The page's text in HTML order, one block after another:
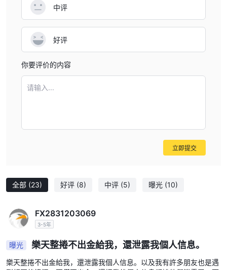
乐天证券为交易者提供了从市场领先和广受好评的产品中进行选择的
灵活性MT4 交易平台和 MT4 for Android、MT4 for iOS
和 MT4 for Windows . mt4 是外汇交易行业的理想平台，具有直
观的用户友好界面、强大的数据分析和技术指标工具。 mt4 允许各
成功。 乐天证券通过第三方服务提供商 myfxbook 提供社交交易服
全面的， 乐天证券 ' 交易平台设计精良、用户友好，并提供一系列
注：该表仅包括各经纪商提供的主要交易平台。一些经纪人可能会提
全部 (23) 好评 (8) 中评 (5) 曝光 (10)
FX2831203069
3-5年
曝光 樂天整捲不出金給我，還泄露我個人信息。
樂天整捲不出金給我，還泄露我個人信息。以及我有許多朋友也是遇
中评
好评
你要评价的内容
请输入...
立即提交